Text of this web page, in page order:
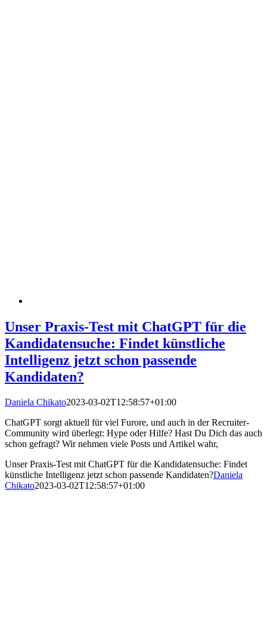
Unser Praxis-Test mit ChatGPT für die
Kandidatensuche: Findet künstliche
Intelligenz jetzt schon passende
Kandidaten?
Daniela Chikato2023-03-02T12:58:57+01:00
ChatGPT sorgt aktuell für viel Furore, und auch in der Recruiter-
Community wird überlegt: Hype oder Hilfe? Hast Du Dich das auch
schon gefragt? Wir nehmen viele Posts und Artikel wahr,
Unser Praxis-Test mit ChatGPT für die Kandidatensuche: Findet
künstliche Intelligenz jetzt schon passende Kandidaten?Daniela
Chikato2023-03-02T12:58:57+01:00